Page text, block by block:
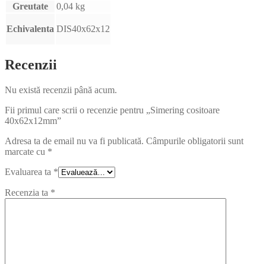
Greutate 0,04 kg
Echivalenta DIS40x62x12
Recenzii
Nu există recenzii până acum.
Fii primul care scrii o recenzie pentru „Simering cositoare
40x62x12mm”
Adresa ta de email nu va fi publicată. Câmpurile obligatorii sunt
marcate cu *
Evaluarea ta *
Recenzia ta *